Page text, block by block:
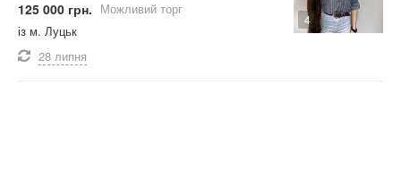
4
125 000 грн. Можливий торг
із м. Луцьк
28 липня